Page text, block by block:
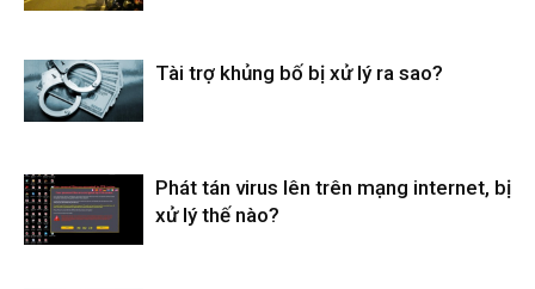
Tài trợ khủng bố bị xử lý ra sao?
Phát tán virus lên trên mạng internet, bị
xử lý thế nào?